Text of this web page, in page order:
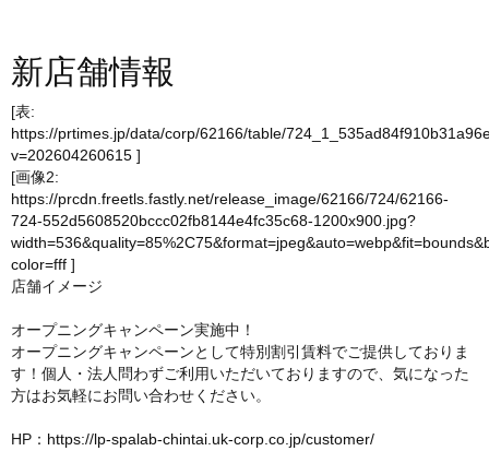
新店舗情報
[表:
https://prtimes.jp/data/corp/62166/table/
v=202604260615 ]
[画像2:
https://prcdn.freetls.fastly.net/release_image/62166/724/62166-
724-552d5608520bccc02fb8144e4fc35c68-1200x900.jpg?
color=fff ]
店舗イメージ
オープニングキャンペーン実施中！
オープニングキャンペーンとして特別割引賃料でご提供しておりま
す！個人・法人問わずご利用いただいておりますので、気になった
方はお気軽にお問い合わせください。
HP： https://lp-spalab-chintai.uk-corp.co.jp/customer/